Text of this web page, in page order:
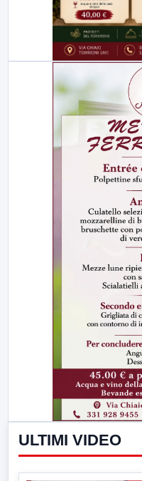
ULTIMI VIDEO